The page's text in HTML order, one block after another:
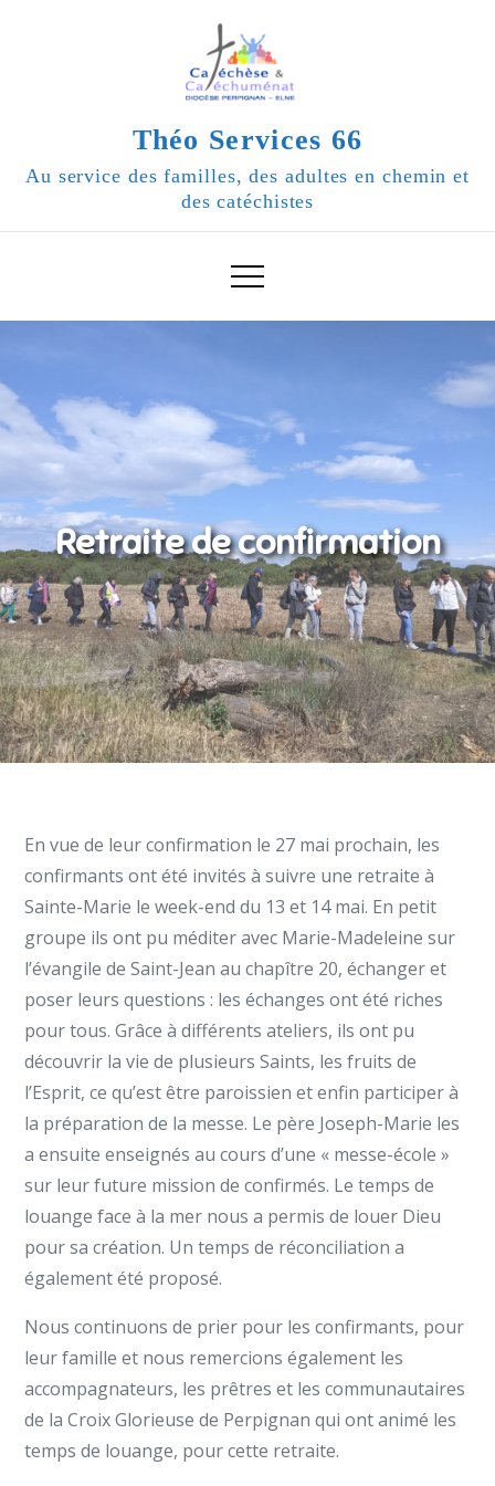
Théo Services 66
Au service des familles, des adultes en chemin et
des catéchistes
Retraite de confirmation
En vue de leur confirmation le 27 mai prochain, les
confirmants ont été invités à suivre une retraite à
Sainte-Marie le week-end du 13 et 14 mai. En petit
groupe ils ont pu méditer avec Marie-Madeleine sur
l’évangile de Saint-Jean au chapître 20, échanger et
poser leurs questions : les échanges ont été riches
pour tous. Grâce à différents ateliers, ils ont pu
découvrir la vie de plusieurs Saints, les fruits de
l’Esprit, ce qu’est être paroissien et enfin participer à
la préparation de la messe. Le père Joseph-Marie les
a ensuite enseignés au cours d’une « messe-école »
sur leur future mission de confirmés. Le temps de
louange face à la mer nous a permis de louer Dieu
pour sa création. Un temps de réconciliation a
également été proposé.
Nous continuons de prier pour les confirmants, pour
leur famille et nous remercions également les
accompagnateurs, les prêtres et les communautaires
de la Croix Glorieuse de Perpignan qui ont animé les
temps de louange, pour cette retraite.